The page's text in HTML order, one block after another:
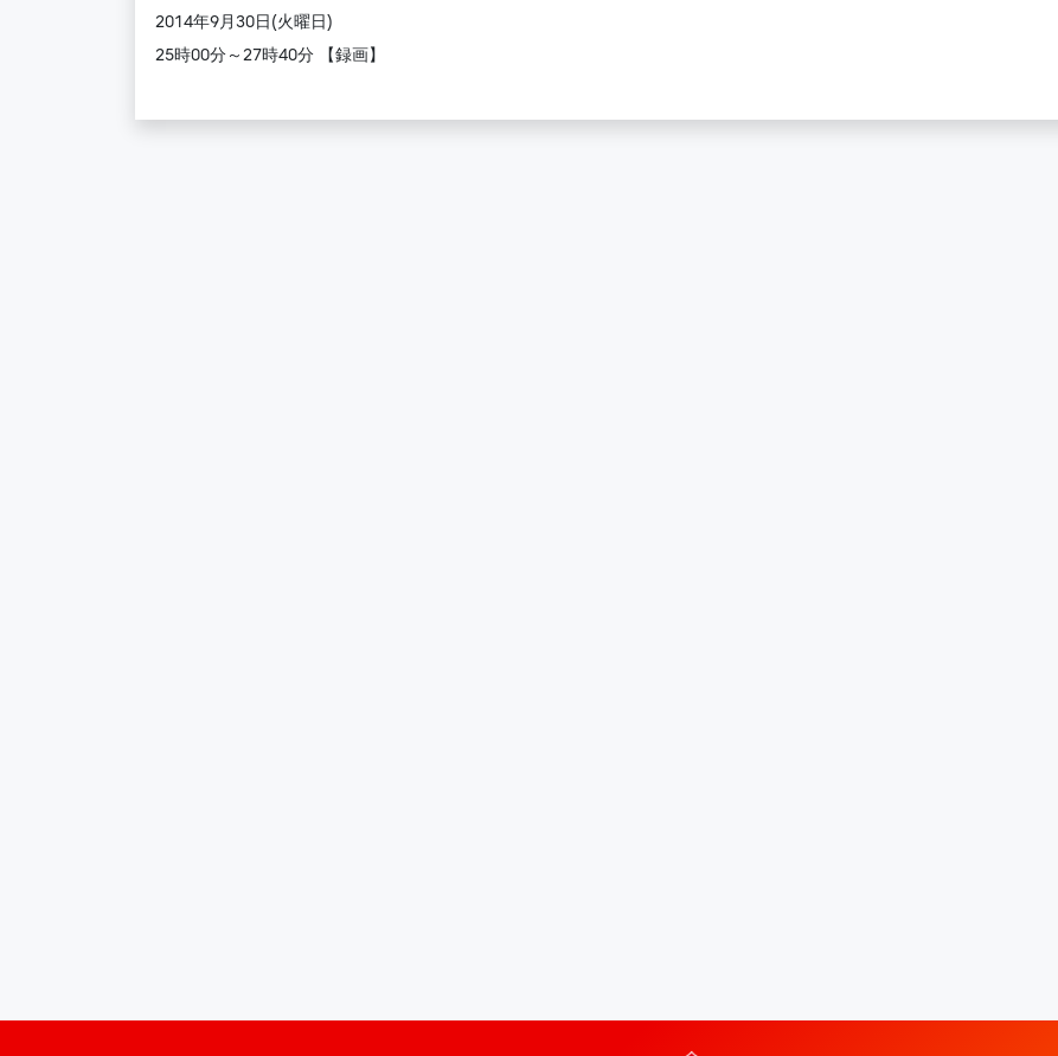
2014年9月30日(火曜日)
25時00分～27時40分 【録画】